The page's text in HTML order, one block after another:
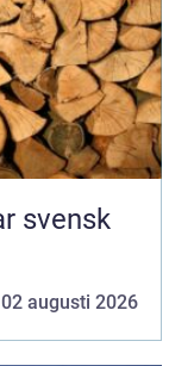
02 augusti 2026